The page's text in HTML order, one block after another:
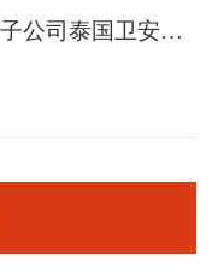
中安科子公司泰国卫安与大华股份泰国分公司签署合作协议